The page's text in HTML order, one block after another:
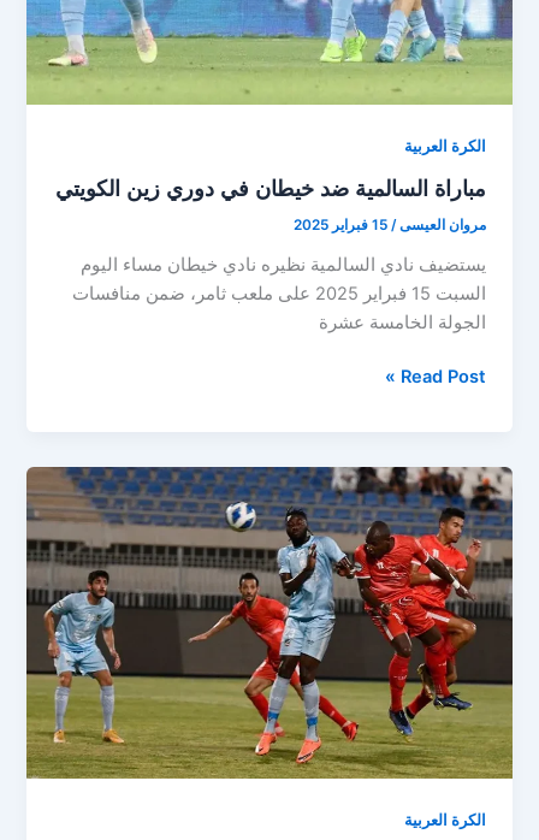
الكرة العربية
مباراة السالمية ضد خيطان في دوري زين الكويتي
مروان العيسى/15 فبراير 2025
يستضيف نادي السالمية نظيره نادي خيطان مساء اليوم
السبت 15 فبراير 2025 على ملعب ثامر، ضمن منافسات
الجولة الخامسة عشرة
مباراة
خيطان
في
دوري
زين
الكويتي
Read Post »
الكرة العربية